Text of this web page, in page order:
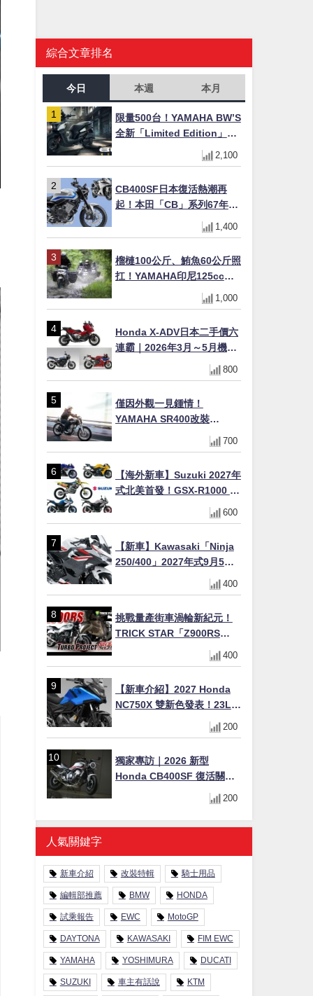
綜合文章排名
今日 本週 本月
限量500台！YAMAHA BW’S
全新「Limited Edition」都
市探索限定色 GOOPiMADE
聯名包同步登場
2,100
CB400SF日本復活熱潮再
起！本田「CB」系列67年傳
奇解密 與CBR差異一次搞懂
1,400
榴槤100公斤、鮪魚60公斤照
扛！YAMAHA印尼125cc速
克達Gear Ultima 2740公里
耐操實測
1,000
Honda X-ADV日本二手價六
連霸｜2026年3月～5月機車
轉售排行榜 CBR1000RR-R
FIREBLADE SP首度躋身前
800
僅因外觀一見鍾情！
YAMAHA SR400改裝
Tracker風格｜ 女車主的機車
人生蛻變記
700
【海外新車】Suzuki 2027年
式北美首發！GSX-R1000 40
週年紀念×SV-7GX新款跨界
車×RM-Z450 Ken Roczen
600
【新車】Kawasaki「Ninja
250/400」2027年式9月5日
日本發售！新塗裝登場×價格
不變×輔助滑動式離合器
400
挑戰量產街車渦輪新紀元！
TRICK STAR「Z900RS
TURBO Project」直指超越
Ducati Superleggera性能
400
【新車介紹】2027 Honda
NC750X 雙新色發表！23L
假油箱置物空間、28.3km/L
超省油 400km 續航冒險車全
200
獨家專訪｜2026 新型
Honda CB400SF 復活關
鍵！沒有 VTEC 為何還能體
200
人氣關鍵字
新車介紹 改裝特輯 騎士用品
編輯部推薦 BMW HONDA
試乘報告 EWC MotoGP
DAYTONA KAWASAKI FIM EWC
YAMAHA YOSHIMURA DUCATI
SUZUKI 車主有話說 KTM